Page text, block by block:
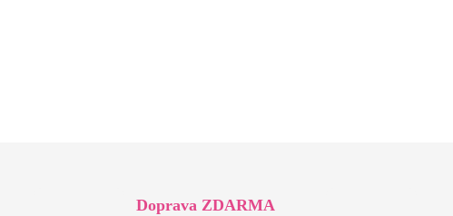
Doprava ZDARMA